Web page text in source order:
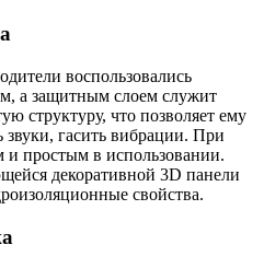
воспользовались
а защитным слоем служит
структуру, что позволяет ему
звуки, гасить вибрации. При
и простым в использовании.
декоративной 3D панели
свойства.